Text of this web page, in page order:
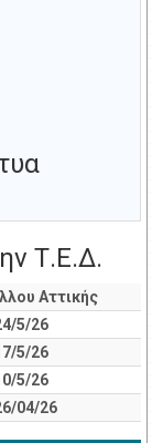
Τ.Ε.Δ.
Αττικής
5/26
5/26
5/26
04/26